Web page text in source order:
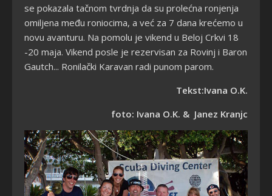
se pokazala tačnom tvrdnja da su prolećna ronjenja
omiljena među roniocima, a već za 7 dana krećemo u
novu avanturu. Na pomolu je vikend u Beloj Crkvi 18
-20 maja. Vikend posle je rezervisan za Rovinj i Baron
Gautch... Ronilački Karavan radi punom parom.
Tekst:Ivana O.K.
foto: Ivana O.K. & Janez Kranjc